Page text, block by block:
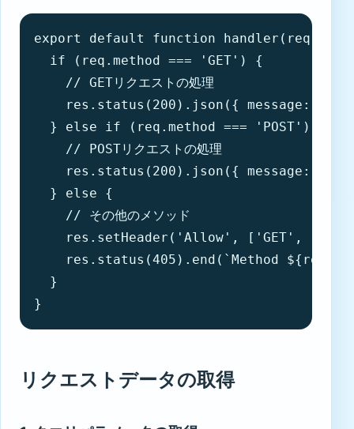
export default function handler(req,
  if (req.method === 'GET') {
    // GETリクエストの処理
res.status(200).json({ message: 'GETリ
  } else if (req.method === 'POST') {
    // POSTリクエストの処理
res.status(200).json({ message: 'POST
  } else {
    // その他のメソッド
res.setHeader('Allow', ['GET',
res.status(405).end(`Method
  }
}
リクエストデータの取得